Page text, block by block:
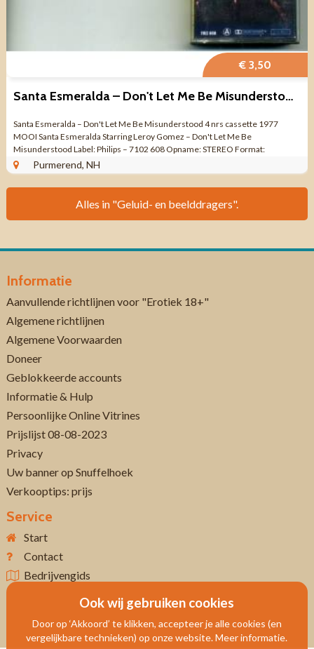
€ 3,50
Santa Esmeralda – Don't Let Me Be Misunderstood 4 nrs 1977
Santa Esmeralda – Don't Let Me Be Misunderstood 4 nrs cassette 1977
MOOI Santa Esmeralda Starring Leroy Gomez – Don't Let Me Be
Misunderstood Label: Philips – 7102 608 Opname: STEREO Format:
CASSETTE ...
Purmerend, NH
Alles in "Geluid- en beelddragers".
Informatie
Aanvullende richtlijnen voor "Erotiek 18+"
Algemene richtlijnen
Algemene Voorwaarden
Doneer
Geblokkeerde accounts
Informatie & Hulp
Persoonlijke Online Vitrines
Prijslijst 08-08-2023
Privacy
Uw banner op Snuffelhoek
Verkooptips: prijs
Service
Start
Contact
Bedrijvengids
Ook wij gebruiken cookies
Door op ‘Akkoord’ te klikken, accepteer je alle cookies (en
vergelijkbare technieken) op onze website. Meer informatie.